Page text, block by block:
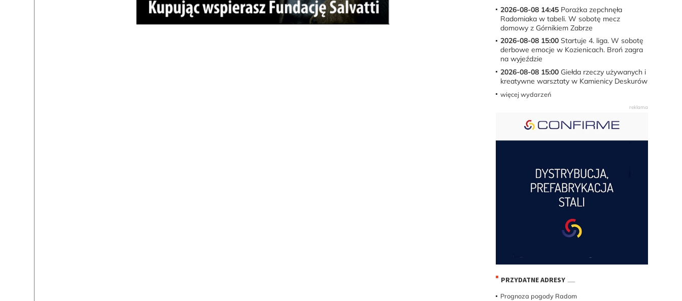
2026-08-08 14:45Porażka zepchnęła
Radomiaka w tabeli. W sobotę mecz
domowy z Górnikiem Zabrze
2026-08-08 15:00Startuje 4. liga. W sobotę
derbowe emocje w Kozienicach. Broń zagra
na wyjeździe
2026-08-08 15:00Giełda rzeczy używanych i
kreatywne warsztaty w Kamienicy Deskurów
więcej wydarzeń
PRZYDATNE ADRESY
Prognoza pogody Radom